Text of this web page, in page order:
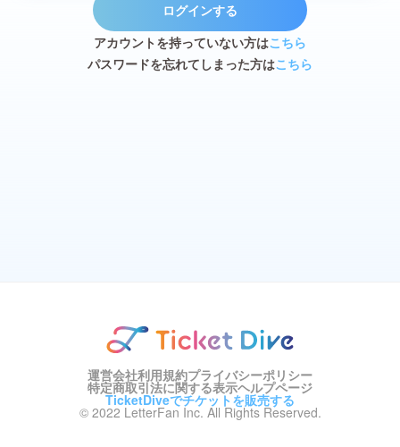
ログインする
アカウントを持っていない方はこちら
パスワードを忘れてしまった方はこちら
運営会社利用規約プライバシーポリシー
特定商取引法に関する表示ヘルプページ
TicketDiveでチケットを販売する
© 2022 LetterFan Inc. All Rights Reserved.